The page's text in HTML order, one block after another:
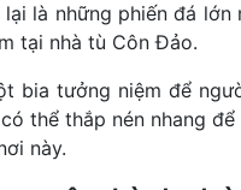
là những phiến đá
tại nhà tù Côn Đảo.
bia tưởng niệm để
thể thắp nén nhang
này.